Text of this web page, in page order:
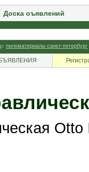
Доска оъявлений
пиломатериалы санкт-петербург